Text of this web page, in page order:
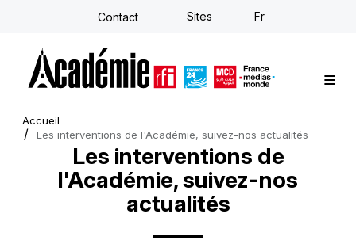
Aller
principal
Contact Sites Fr
Formations sur-mesure
Conseil stratégique
E-learning individuel
L'Académie
Actualités
Newsletter
Accueil
Les interventions de l'Académie, suivez-nos actualités
Les interventions de
l'Académie, suivez-nos
actualités